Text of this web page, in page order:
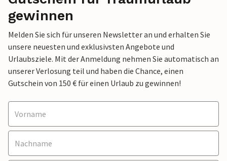
gewinnen
Melden Sie sich für unseren Newsletter an und erhalten Sie
unsere neuesten und exklusivsten Angebote und
Urlaubsziele. Mit der Anmeldung nehmen Sie automatisch an
unserer Verlosung teil und haben die Chance, einen
Gutschein von 150 € für einen Urlaub zu gewinnen!